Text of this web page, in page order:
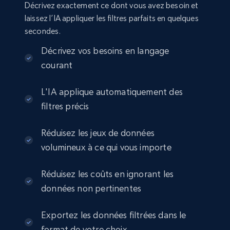
info, Stars, Feedbacks, Return policy, and more.
eCommerce
2.5K+
URL, Product id, Title, Seller name, Seller rating,
Seller reviews, Breadcrumbs, Root category, and
eCommerce
2.5K+ 359+ Buy Now
Décrivez exactement ce dont vous avez besoin et
laissez l’IA appliquer les filtres parfaits en quelques
secondes.
Décrivez vos besoins en langage
courant
L'IA applique automatiquement des
filtres précis
Réduisez les jeux de données
volumineux à ce qui vous importe
Réduisez les coûts en ignorant les
données non pertinentes
Exportez les données filtrées dans le